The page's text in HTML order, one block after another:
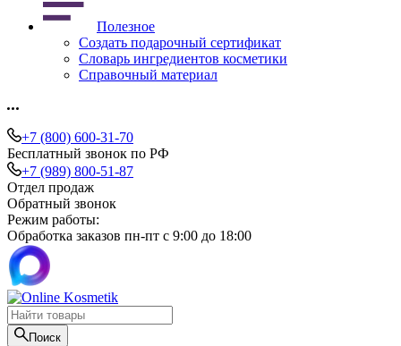
Полезное
Создать подарочный сертификат
Словарь ингредиентов косметики
Справочный материал
+7 (800) 600-31-70
Бесплатный звонок по РФ
+7 (989) 800-51-87
Отдел продаж
Обратный звонок
Режим работы:
Обработка заказов пн-пт с 9:00 до 18:00
Поиск